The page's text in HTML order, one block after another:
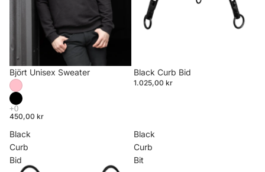
Björt Unisex Sweater
450,00 kr
Black Curb Bid
1.025,00 kr
Black
Curb
Bid
Black
Curb
Bit